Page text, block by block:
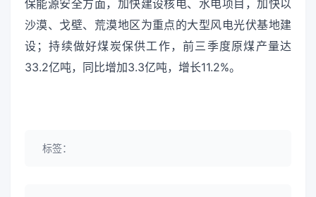
保能源安全方面，加快建设核电、水电项目，加快以
沙漠、戈壁、荒漠地区为重点的大型风电光伏基地建
设；持续做好煤炭保供工作，前三季度原煤产量达
33.2亿吨，同比增加3.3亿吨，增长11.2%。
标签：